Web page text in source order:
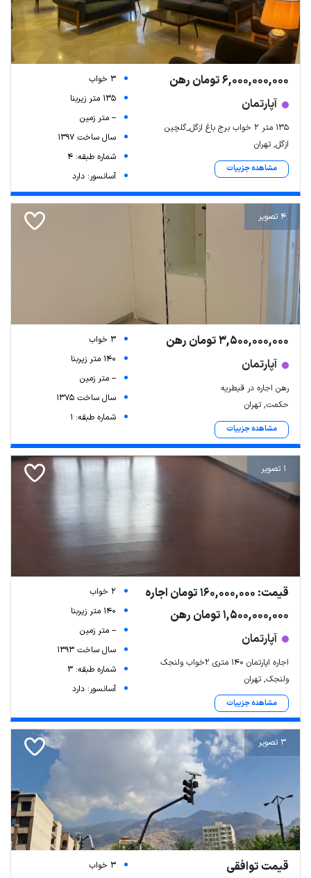
6,000,000,000 تومان رهن
آپارتمان
۱۳۵ متر ۲ خواب برج باغ ازگل_گلچین
ازگل, تهران
مشاهده جزییات
3 خواب
135 متر زیربنا
-- متر زمین
سال ساخت 1397
شماره طبقه: 4
آسانسور: دارد
4 تصویر
3,500,000,000 تومان رهن
آپارتمان
رهن اجاره در قیطریه
حکمت, تهران
مشاهده جزییات
3 خواب
140 متر زیربنا
-- متر زمین
سال ساخت 1375
شماره طبقه: 1
1 تصویر
قیمت: 160,000,000 تومان اجاره
1,500,000,000 تومان رهن
آپارتمان
اجاره اپارتمان ۱۴۰ متری ۲خواب ولنجک
ولنجک, تهران
مشاهده جزییات
2 خواب
140 متر زیربنا
-- متر زمین
سال ساخت 1393
شماره طبقه: 3
آسانسور: دارد
3 تصویر
قیمت توافقی
3 خواب